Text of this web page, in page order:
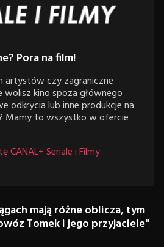
Pora na film!
artystów czy zagraniczne
wolisz kino spoza głównego
odkrycia lub inne produkcje na
Mamy to wszystko w ofercie
CANAL+ Seriale i Filmy
mają różne oblicza, tym
Tomek i jego przyjaciele"